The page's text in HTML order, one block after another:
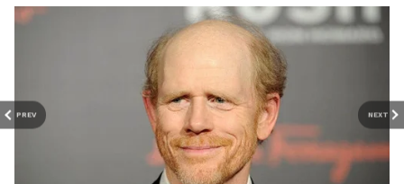
PREV NEXT
ಅಥವಾ ಪಕ್ಷದ ನಾಯಕರ ಜೊತೆಗೆ ಗುರುತಿಸಿಕೊಳ್ಳುವುದಾಗಲಿ
ಡಾ. ಕೆ. ವಿದ್ಯಾಕುಮಾರಿ ಸಿಇಒ